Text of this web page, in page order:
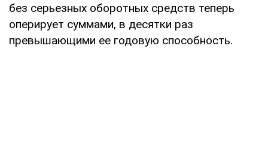
без серьезных оборотных средств теперь
оперирует суммами, в десятки раз
превышающими ее годовую способность.